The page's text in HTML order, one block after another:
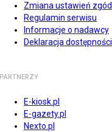
Zmiana ustawień zgód
Regulamin serwisu
Informacje o nadawcy
Deklaracja dostępności
PARTNERZY
E-kiosk.pl
E-gazety.pl
Nexto.pl